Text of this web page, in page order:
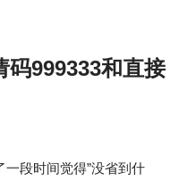
码999333和直接
段时间觉得”没省到什